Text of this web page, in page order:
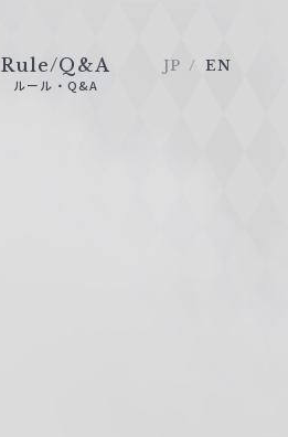
Rule/Q&A
ルール・Q&A
JP EN